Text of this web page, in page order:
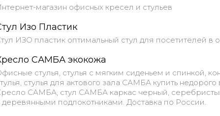
магазин офисных кресел и стульев
Изо Пластик
ИЗО пластик оптимальный стул для посетителей в
САМБА экокожа
стулья, стулья с мягким сиденьем и спинкой,
стулья для актового зала САМБА купить
САМБА, стул САМБА каркас черный,
деревянными подлокотниками. Доставка по России.